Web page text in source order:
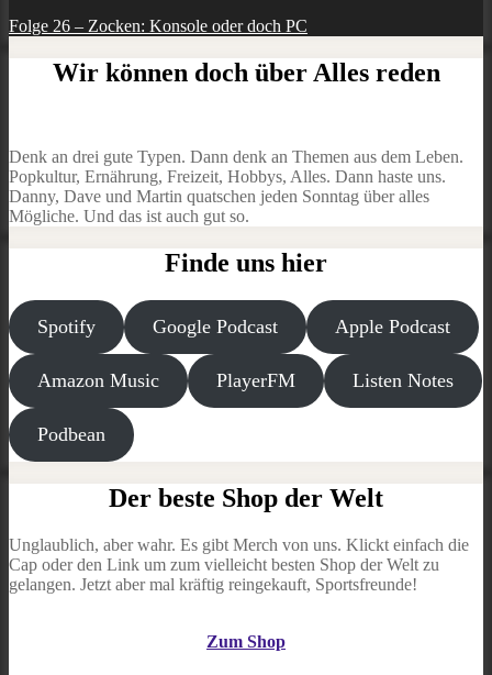
Next
Folge 26 – Zocken: Konsole oder doch PC
Wir können doch über Alles reden
Denk an drei gute Typen. Dann denk an Themen aus dem Leben.
Popkultur, Ernährung, Freizeit, Hobbys, Alles. Dann haste uns.
Danny, Dave und Martin quatschen jeden Sonntag über alles
Mögliche. Und das ist auch gut so.
Finde uns hier
Spotify Google Podcast Apple Podcast
Amazon Music PlayerFM Listen Notes
Podbean
Der beste Shop der Welt
Unglaublich, aber wahr. Es gibt Merch von uns. Klickt einfach die
Cap oder den Link um zum vielleicht besten Shop der Welt zu
gelangen. Jetzt aber mal kräftig reingekauft, Sportsfreunde!
Zum Shop